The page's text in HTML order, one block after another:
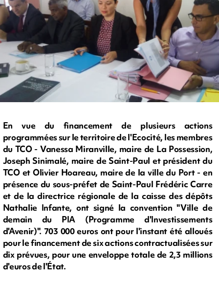
En vue du financement de plusieurs actions
programmées sur le territoire de l'Ecocité, les membres
du TCO - Vanessa Miranville, maire de La Possession,
Joseph Sinimalé, maire de Saint-Paul et président du
TCO et Olivier Hoareau, maire de la ville du Port - en
présence du sous-préfet de Saint-Paul Frédéric Carre
et de la directrice régionale de la caisse des dépôts
Nathalie Infante, ont signé la convention "Ville de
demain du PIA (Programme d'Investissements
d'Avenir)". 703 000 euros ont pour l'instant été alloués
pour le financement de six actions contractualisées sur
dix prévues, pour une enveloppe totale de 2,3 millions
d'euros de l'État.